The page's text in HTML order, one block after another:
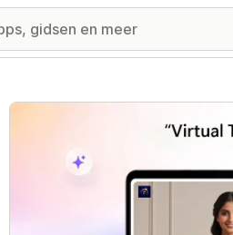
Galerij met uitgelichte afbeeldingen